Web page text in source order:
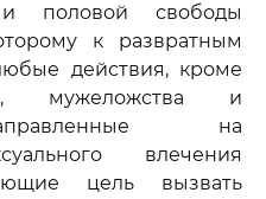
и половой свободы
к развратным
действия, кроме
мужеложства и
на
влечения
цель вызвать